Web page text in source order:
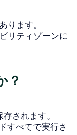
ります。
リティゾーンに
？
されます。
すべてで実行さ